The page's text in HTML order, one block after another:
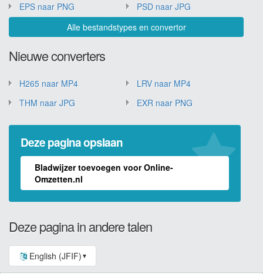
EPS naar PNG
PSD naar JPG
Alle bestandstypes en convertor
Nieuwe converters
H265 naar MP4
LRV naar MP4
THM naar JPG
EXR naar PNG
Deze pagina opslaan
Bladwijzer toevoegen voor Online-
Omzetten.nl
Deze pagina in andere talen
English (JFIF) ▼